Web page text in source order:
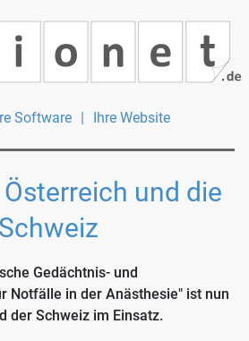
Software Ihre Website
und die
Schweiz
Gedächtnis- und
Notfälle in der Anästhesie" ist nun
der Schweiz im Einsatz.